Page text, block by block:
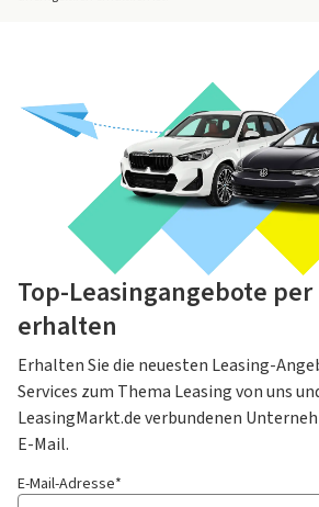
Top-Leasingangebote per
erhalten
Erhalten Sie die neuesten Leasing-
Services zum Thema Leasing von uns
LeasingMarkt.de verbundenen
E-Mail.
E-Mail-Adresse*